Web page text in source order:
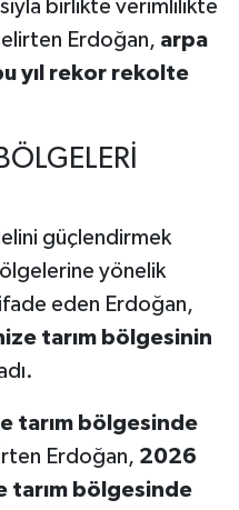
birlikte verimlilikte
Erdoğan, arpa
yıl rekor rekolte
güçlendirmek
yönelik
ifade eden Erdoğan,
tarım bölgesinin
tarım bölgesinde
Erdoğan, 2026
tarım bölgesinde